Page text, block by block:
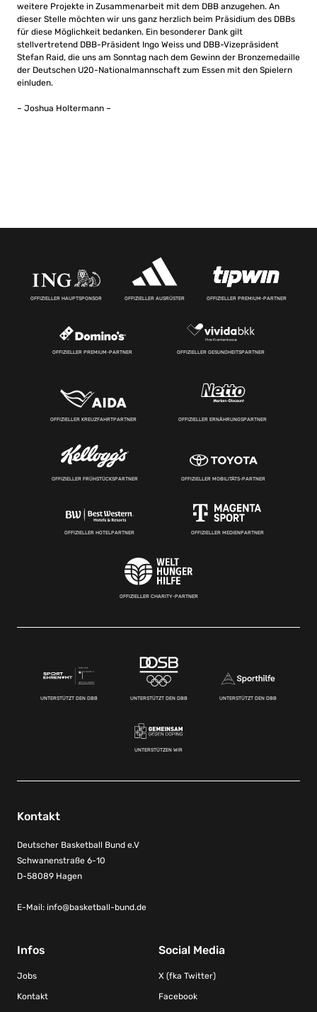
weitere Projekte in Zusammenarbeit mit dem DBB anzugehen. An
dieser Stelle möchten wir uns ganz herzlich beim Präsidium des DBBs
für diese Möglichkeit bedanken. Ein besonderer Dank gilt
stellvertretend DBB-Präsident Ingo Weiss und DBB-Vizepräsident
Stefan Raid, die uns am Sonntag nach dem Gewinn der Bronzemedaille
der Deutschen U20-Nationalmannschaft zum Essen mit den Spielern
einluden.
– Joshua Holtermann –
OFFIZIELLER HAUPTSPONSOR OFFIZIELLER AUSRÜSTER OFFIZIELLER PREMIUM-PARTNER
OFFIZIELLER PREMIUM-PARTNER OFFIZIELLER GESUNDHEITSPARTNER
OFFIZIELLER KREUZFAHRTPARTNER OFFIZIELLER ERNÄHRUNGSPARTNER
OFFIZIELLER FRÜHSTÜCKSPARTNER OFFIZIELLER MOBILITÄTS-PARTNER
OFFIZIELLER HOTELPARTNER OFFIZIELLER MEDIENPARTNER
OFFIZIELLER CHARITY-PARTNER
UNTERSTÜTZT DEN DBB UNTERSTÜTZT DEN DBB UNTERSTÜTZT DEN DBB
UNTERSTÜTZEN WIR
Kontakt
Deutscher Basketball Bund e.V
Schwanenstraße 6-10
D-58089 Hagen
E-Mail: info@basketball-bund.de
Infos
Jobs
Kontakt
Social Media
X (fka Twitter)
Facebook